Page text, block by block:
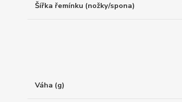
Šířka řemínku (nožky/spona)
Váha (g)